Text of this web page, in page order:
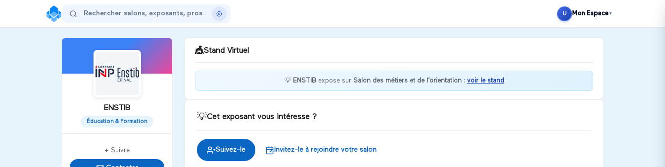
U Mon Espace ▼
ENSTIB
Éducation & Formation
+ Suivre
🎪Stand Virtuel
L'ENSTIB une école qui envoie
💡 ENSTIBexpose sur Salon des métiers et de l’orientation: voir le stand
💡Cet exposant vous intéresse ?
Suivez-le Invitez-le à rejoindre votre salon